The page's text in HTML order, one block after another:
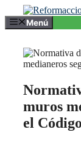
Saltar
al
contenido
Menú
muros
el